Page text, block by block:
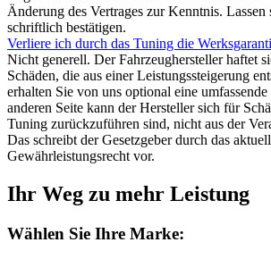
Änderung des Vertrages zur Kenntnis. Lassen
schriftlich bestätigen.
Verliere ich durch das Tuning die
Nicht generell. Der Fahrzeughersteller haftet
Schäden, die aus einer Leistungssteigerung
erhalten Sie von uns optional eine
anderen Seite kann der Hersteller sich für
Tuning zurückzuführen sind, nicht aus der
Das schreibt der Gesetzgeber durch das
Gewährleistungsrecht vor.
Ihr Weg zu mehr Leistung
Wählen Sie Ihre Marke: